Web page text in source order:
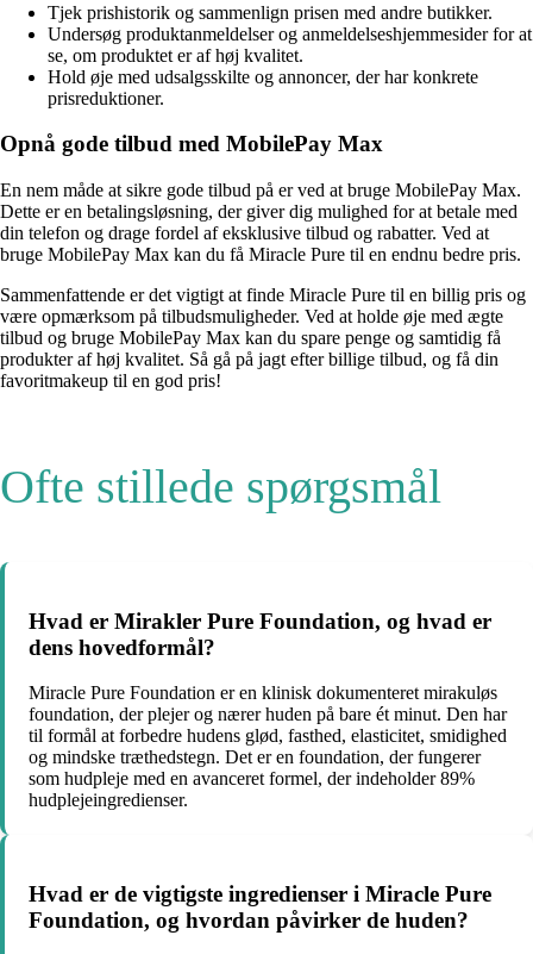
Tjek prishistorik og sammenlign prisen med andre butikker.
Undersøg produktanmeldelser og anmeldelseshjemmesider for at
se, om produktet er af høj kvalitet.
Hold øje med udsalgsskilte og annoncer, der har konkrete
prisreduktioner.
Opnå gode tilbud med MobilePay Max
En nem måde at sikre gode tilbud på er ved at bruge MobilePay Max.
Dette er en betalingsløsning, der giver dig mulighed for at betale med
din telefon og drage fordel af eksklusive tilbud og rabatter. Ved at
bruge MobilePay Max kan du få Miracle Pure til en endnu bedre pris.
Sammenfattende er det vigtigt at finde Miracle Pure til en billig pris og
være opmærksom på tilbudsmuligheder. Ved at holde øje med ægte
tilbud og bruge MobilePay Max kan du spare penge og samtidig få
produkter af høj kvalitet. Så gå på jagt efter billige tilbud, og få din
favoritmakeup til en god pris!
Ofte stillede spørgsmål
Hvad er Mirakler Pure Foundation, og hvad er
dens hovedformål?
Miracle Pure Foundation er en klinisk dokumenteret mirakuløs
foundation, der plejer og nærer huden på bare ét minut. Den har
til formål at forbedre hudens glød, fasthed, elasticitet, smidighed
og mindske træthedstegn. Det er en foundation, der fungerer
som hudpleje med en avanceret formel, der indeholder 89%
hudplejeingredienser.
Hvad er de vigtigste ingredienser i Miracle Pure
Foundation, og hvordan påvirker de huden?